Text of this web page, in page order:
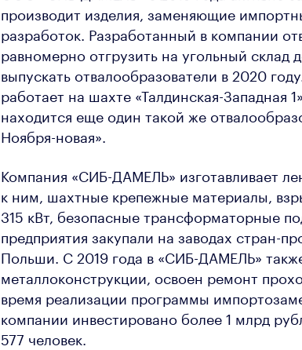
производит изделия, заменяющие
разработок. Разработанный в компании
равномерно отгрузить на угольный склад
выпускать отвалообразователи в 2020
работает на шахте «Талдинская-Западная
находится еще один такой же
Ноября-новая».
Компания «СИБ-ДАМЕЛЬ» изготавливает
к ним, шахтные крепежные материалы,
315 кВт, безопасные трансформаторные
предприятия закупали на заводах стран-
Польши. С 2019 года в «СИБ-ДАМЕЛЬ»
металлоконструкции, освоен ремонт
время реализации программы
компании инвестировано более 1 млрд
577 человек.